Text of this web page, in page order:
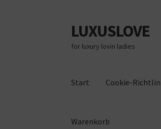
Zur
Navigation
springen
Zum
Inhalt
springen
LUXUSLOVE
for luxury lovin ladies
Start Cookie-
Warenkorb